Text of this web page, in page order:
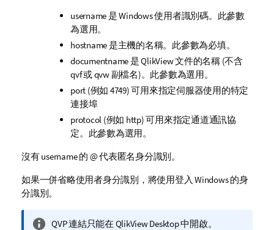
username是 Windows 使用者識別碼。此參數
為選用。
hostname是主機的名稱。此參數為必填。
documentname是 QlikView 文件的名稱 (不含
qvf 或 qvw 副檔名)。此參數為選用。
port (例如 4749) 可用來指定伺服器使用的特定
連接埠
protocol (例如 http) 可用來指定通道通訊協
定。此參數為選用。
沒有 username 的 @代表匿名身分識別。
如果一併省略使用者身分識別，將使用登入 Windows 的身
分識別。
資
QVP 連結只能在 QlikView Desktop中開啟。